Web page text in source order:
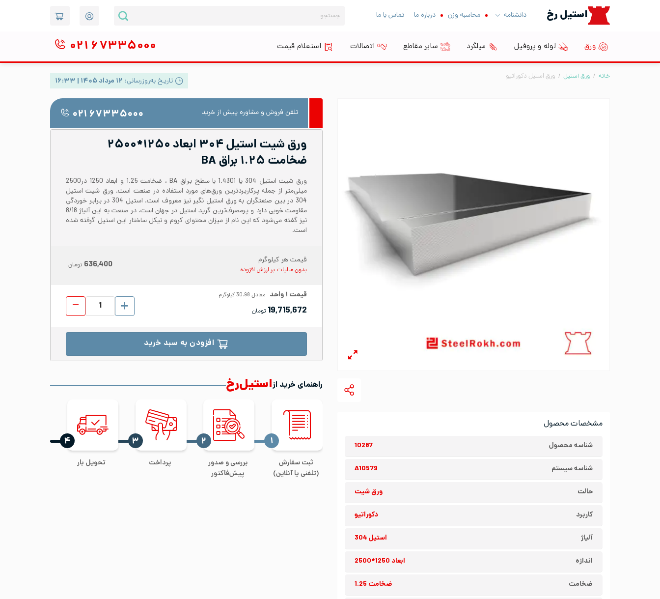
استیل رخ دانشنامه محاسبه وزن درباره ما تماس با ما
برای:
ورق لوله و پروفیل میلگرد سایر مقاطع اتصالات استعلام قیمت ۰۲۱ ۶۷۳۳۵۰۰۰
خانه / ورق استیل / ورق استیل دکوراتیو تاریخ به‌روزرسانی: ۱۲ مرداد ۱۴۰۵ | ۱۶:۳۳
مشخصات محصول
شناسه محصول 10287
شناسه سیستم A10579
حالت ورق شیت
کاربرد دکوراتیو
آلیاژ استیل 304
اندازه ابعاد 1250*2500
ضخامت ضخامت 1.25
تلفن فروش و مشاوره پیش از خرید ۰۲۱ ۶۷۳۳۵۰۰۰
ورق شیت استیل ۳۰۴ ابعاد ۱۲۵۰*۲۵۰۰
ضخامت ۱.۲۵ براق BA
ورق شیت استیل 304 یا 1.4301 با سطح براق BA ، ضخامت 1.25 و ابعاد 1250 در2500
میلی‌متر از جمله پرکاربردترین ورق‌های مورد استفاده در صنعت است. ورق شیت استیل
304 در بین صنعتگران به ورق استیل نگیر نیز معروف است. استیل 304 در برابر خوردگی
مقاومت خوبی دارد و پرمصرف‌ترین گرید استیل در جهان است. در صنعت به این آلیاژ 8/18
نیز گفته می‌شود که این نام از میزان محتوای کروم و نیکل ساختار این استیل گرفته شده
است.
قیمت هر کیلوگرم
بدون مالیات بر ارزش افزوده 636,400 تومان
قیمت ۱واحد معادل 30.98کیلوگرم
19,715,672 تومان
ورق شیت استیل 304 ابعاد 1250*2500 ضخامت 1.25 براق BA عدد
افزودن به سبد خرید
راهنمای خرید ازاستیل‌رخ
ثبت سفارش
(تلفنی یا آنلاین)
‍۱
بررسی و صدور
پیش‌فاکتور
‍۲
پرداخت
‍۳
تحویل بار
‍۴